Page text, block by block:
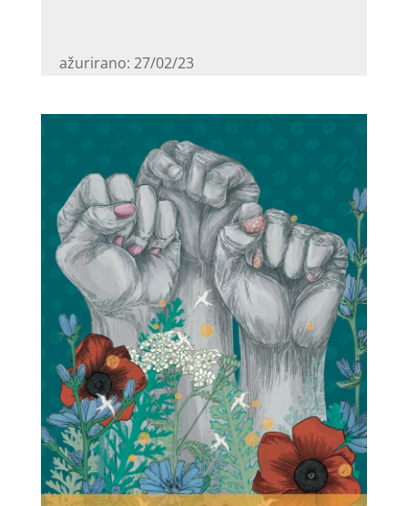
ažurirano: 27/02/23